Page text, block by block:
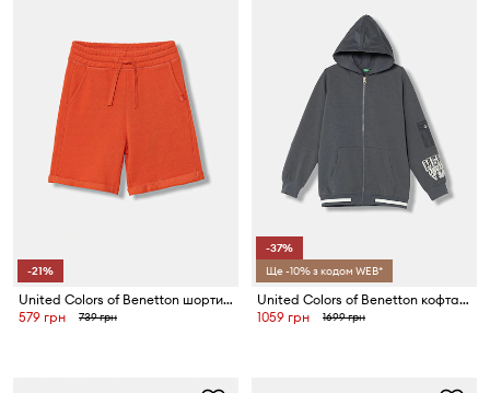
-21%
United Colors of Benetton шорти дитячі бавовняні
579 грн
739 грн
-37%
Ще -10% з кодом WEB*
United Colors of Benetton кофта дитяча з бавовною
1059 грн
1699 грн